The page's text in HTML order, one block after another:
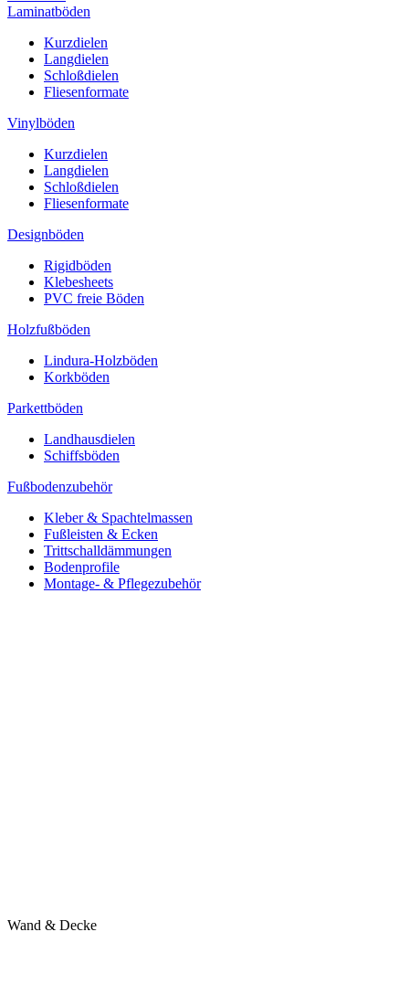
Laminatböden
Kurzdielen
Langdielen
Schloßdielen
Fliesenformate
Vinylböden
Kurzdielen
Langdielen
Schloßdielen
Fliesenformate
Designböden
Rigidböden
Klebesheets
PVC freie Böden
Holzfußböden
Lindura-Holzböden
Korkböden
Parkettböden
Landhausdielen
Schiffsböden
Fußbodenzubehör
Kleber & Spachtelmassen
Fußleisten & Ecken
Trittschalldämmungen
Bodenprofile
Montage- & Pflegezubehör
Wand & Decke